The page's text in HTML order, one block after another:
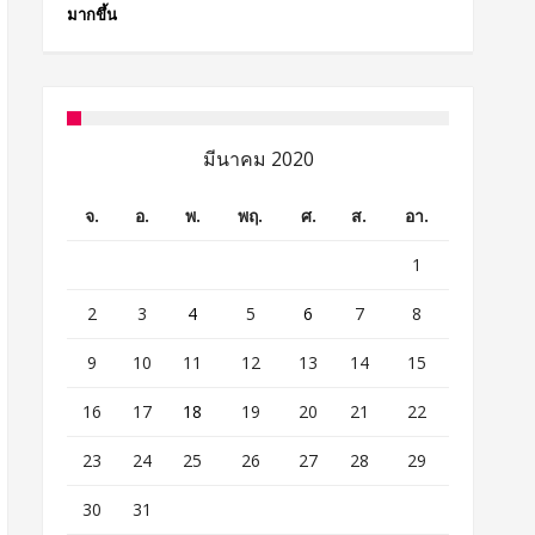
มากขึ้น
มีนาคม 2020
จ. อ. พ. พฤ. ศ. ส. อา.
1
2 3 4 5 6 7 8
9 10 11 12 13 14 15
16 17 18 19 20 21 22
23 24 25 26 27 28 29
30 31